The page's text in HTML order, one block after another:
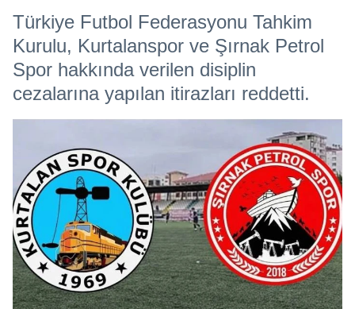
Türkiye Futbol Federasyonu Tahkim
Kurulu, Kurtalanspor ve Şırnak Petrol
Spor hakkında verilen disiplin
cezalarına yapılan itirazları reddetti.